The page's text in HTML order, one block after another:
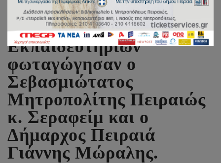
Το Χριστουγεννιάτικο
δέντρο των
Εκπαιδευτηρίων
φωταγώγησαν ο
Σεβασμιώτατος
Μητροπολίτης Πειραιώς
κ. Σεραφείμ και ο
Δήμαρχος Πειραιά
Γιάννης Μώραλης.